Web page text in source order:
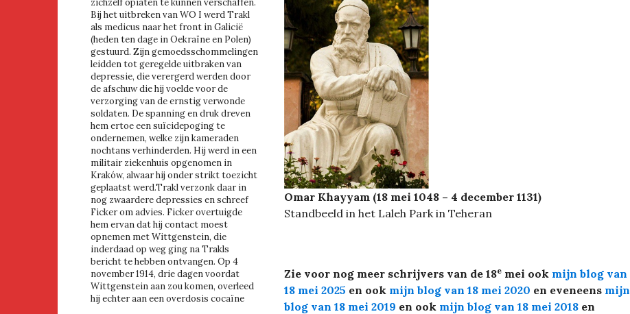
Omar Khayyam (18 mei 1048 – 4 december 1131)
Standbeeld in het Laleh Park in Teheran
Zie voor nog meer schrijvers van de 18e mei ook mijn blog van
18 mei 2025 en ook mijn blog van 18 mei 2020 en eveneens mijn
blog van 18 mei 2019 en ook mijn blog van 18 mei 2018 en
zichzelf opiaten te kunnen verschaffen.
Bij het uitbreken van WO I werd Trakl
als medicus naar het front in Galicië
(heden ten dage in Oekraïne en Polen)
gestuurd. Zijn gemoedsschommelingen
leidden tot geregelde uitbraken van
depressie, die verergerd werden door
de afschuw die hij voelde voor de
verzorging van de ernstig verwonde
soldaten. De spanning en druk dreven
hem ertoe een suïcidepoging te
ondernemen, welke zijn kameraden
nochtans verhinderden. Hij werd in een
militair ziekenhuis opgenomen in
Kraków, alwaar hij onder strikt toezicht
geplaatst werd.Trakl verzonk daar in
nog zwaardere depressies en schreef
Ficker om advies. Ficker overtuigde
hem ervan dat hij contact moest
opnemen met Wittgenstein, die
inderdaad op weg ging na Trakls
bericht te hebben ontvangen. Op 4
november 1914, drie dagen voordat
Wittgenstein aan zou komen, overleed
hij echter aan een overdosis cocaïne